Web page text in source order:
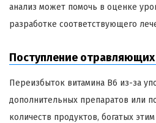
анализ может помочь в оценке
разработке соответствующего
Поступление
Переизбыток витамина B6 из-за
дополнительных препаратов или
количеств продуктов, богатых